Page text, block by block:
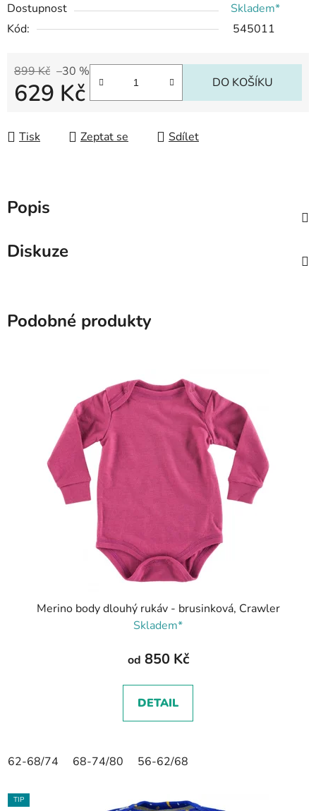
Dostupnost
Skladem*
Kód:
545011
899 Kč –30 %
629 Kč DO KOŠÍKU
Tisk Zeptat se Sdílet
Popis
Diskuze
Podobné produkty
Merino body dlouhý rukáv - brusinková, Crawler
Skladem*
od 850 Kč
DETAIL
62-68/74 68-74/80 56-62/68
TIP